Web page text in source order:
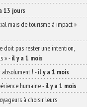
13 jours
mais de tourisme à impact »-
doit pas rester une intention,
»-il y a 1 mois
! -il y a 1 mois
humaine-il y a 1 mois
à choisir leurs